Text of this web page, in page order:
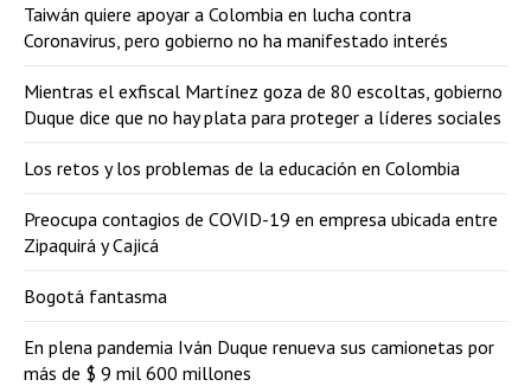
Taiwán quiere apoyar a Colombia en lucha contra
Coronavirus, pero gobierno no ha manifestado interés
Mientras el exfiscal Martínez goza de 80 escoltas, gobierno
Duque dice que no hay plata para proteger a líderes sociales
Los retos y los problemas de la educación en Colombia
Preocupa contagios de COVID-19 en empresa ubicada entre
Zipaquirá y Cajicá
Bogotá fantasma
En plena pandemia Iván Duque renueva sus camionetas por
más de $ 9 mil 600 millones